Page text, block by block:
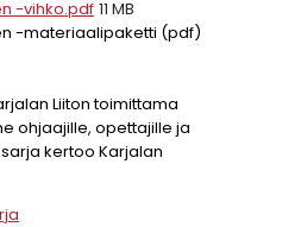
-vihko.pdf 11 MB
-materiaalipaketti (pdf)
Liiton toimittama
ohjaajille, opettajille ja
kertoo Karjalan